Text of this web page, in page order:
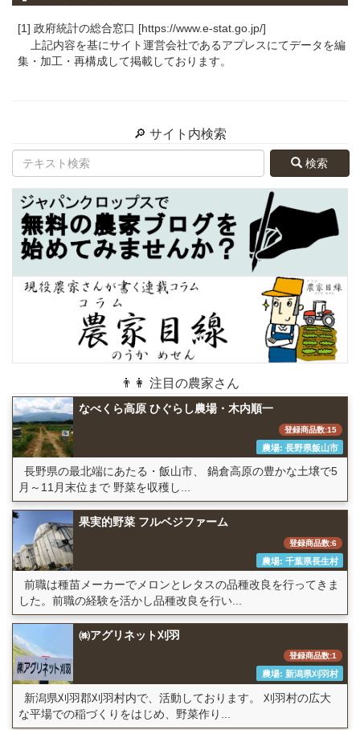
[1] 政府統計の総合窓口 [https://www.e-stat.go.jp/]
上記内容を基にサイト運営会社であるアプレスにてデータを編
集・加工・再構成して掲載しております。
🔎 サイト内検索
検索
👨👩 注目の農家さん
なべくら高原 ひぐらし農場・木内順一
登録商品数:15
農場: 長野県飯山市
長野県の最北端にあたる・飯山市、 鍋倉高原の豊かな土壌で5
月～11月末位まで 野菜を収穫し...
果実的野菜 フルベジファーム
登録商品数:6
農場: 千葉県長生村
前職は種苗メーカーでメロンとレタスの品種改良を行ってきま
した。前職の経験を活かし品種改良を行い...
㈱アグリネット刈羽
登録商品数:1
農場: 新潟県刈羽村
新潟県刈羽郡刈羽村内で、活動しております。 刈羽村の広大
な平場での稲づくりをはじめ、野菜作り...